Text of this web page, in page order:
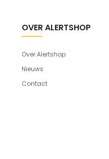
OVER ALERTSHOP
Over Alertshop
Nieuws
Contact